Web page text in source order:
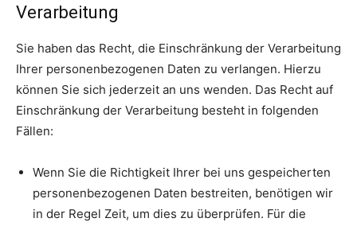
Verarbeitung
Sie haben das Recht, die Einschränkung der Verarbeitung
Ihrer personenbezogenen Daten zu verlangen. Hierzu
können Sie sich jederzeit an uns wenden. Das Recht auf
Einschränkung der Verarbeitung besteht in folgenden
Fällen:
Wenn Sie die Richtigkeit Ihrer bei uns gespeicherten
personenbezogenen Daten bestreiten, benötigen wir
in der Regel Zeit, um dies zu überprüfen. Für die